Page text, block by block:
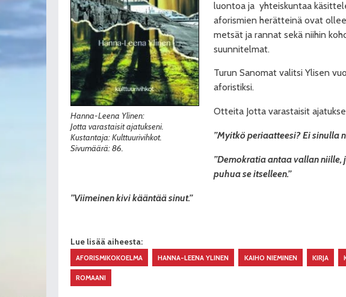
Hanna-Leena Ylinen:
Jotta varastaisit ajatukseni.
Kustantaja: Kulttuurivihkot.
Sivumäärä: 86.
luontoa ja yhteiskuntaa
aforismien herätteinä ovat
metsät ja rannat sekä niihin
suunnitelmat.
Turun Sanomat valitsi Ylisen
aforistiksi.
Otteita Jotta varastaisit
”Myitkö periaatteesi? Ei sinulla
”Demokratia antaa vallan niille,
puhua se itselleen.”
”Viimeinen kivi kääntää sinut.”
Lue lisää aiheesta:
AFORISMIKOKOELMA HANNA-LEENA YLINEN KAIHO NIEMINEN KIRJA
ROMAANI